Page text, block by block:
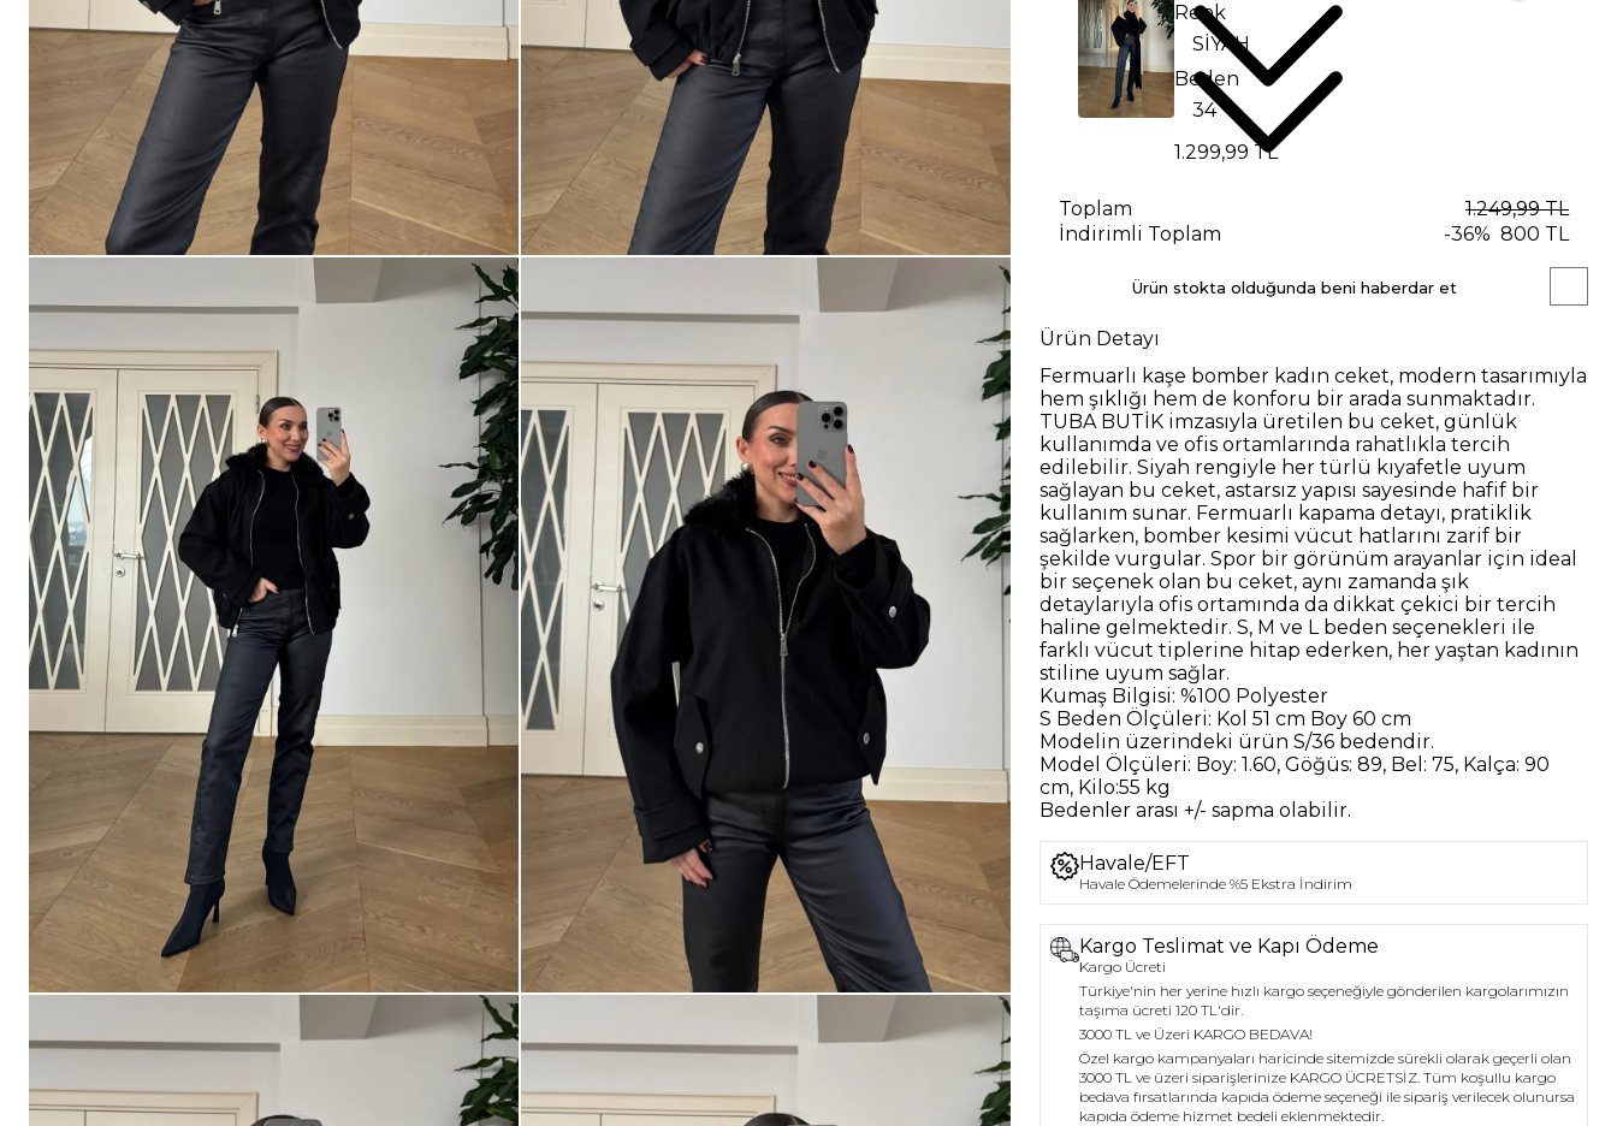
Renk
Beden
1.299,99 TL
Toplam
1.249,99 TL
İndirimli Toplam
-36% 800 TL
Ürün stokta olduğunda beni haberdar et
Ürün Detayı
Fermuarlı kaşe bomber kadın ceket, modern tasarımıyla
hem şıklığı hem de konforu bir arada sunmaktadır.
TUBA BUTİK imzasıyla üretilen bu ceket, günlük
kullanımda ve ofis ortamlarında rahatlıkla tercih
edilebilir. Siyah rengiyle her türlü kıyafetle uyum
sağlayan bu ceket, astarsız yapısı sayesinde hafif bir
kullanım sunar. Fermuarlı kapama detayı, pratiklik
sağlarken, bomber kesimi vücut hatlarını zarif bir
şekilde vurgular. Spor bir görünüm arayanlar için ideal
bir seçenek olan bu ceket, aynı zamanda şık
detaylarıyla ofis ortamında da dikkat çekici bir tercih
haline gelmektedir. S, M ve L beden seçenekleri ile
farklı vücut tiplerine hitap ederken, her yaştan kadının
stiline uyum sağlar.
Kumaş Bilgisi:%100 Polyester
S Beden Ölçüleri: Kol 51 cm Boy 60 cm
Modelin üzerindeki ürünS/36 bedendir.
Model Ölçüleri: Boy: 1.60, Göğüs: 89, Bel: 75, Kalça: 90
cm, Kilo:55 kg
Bedenler arası +/- sapma olabilir.
Havale/EFT
Havale Ödemelerinde %5 Ekstra İndirim
Kargo Teslimat ve Kapı Ödeme
Kargo Ücreti
Türkiye'nin her yerine hızlı kargo seçeneğiyle gönderilen kargolarımızın
taşıma ücreti 120 TL'dir.
3000 TL ve Üzeri KARGO BEDAVA!
Özel kargo kampanyaları haricinde sitemizde sürekli olarak geçerli olan
3000 TL ve üzeri siparişlerinize KARGO ÜCRETSİZ. Tüm koşullu kargo
bedava fırsatlarında kapıda ödeme seçeneği ile sipariş verilecek olunursa
kapıda ödeme hizmet bedeli eklenmektedir.